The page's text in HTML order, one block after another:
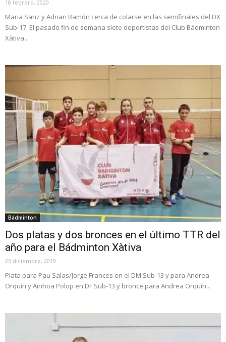
18 febrero, 2020
Maria Sanz y Adrian Ramón cerca de colarse en las semifinales del DX
Sub-17. El pasado fin de semana siete deportistas del Club Bádminton
Xàtiva...
Bádminton
Dos platas y dos bronces en el último TTR del
año para el Bádminton Xàtiva
23 diciembre, 2019
Plata para Pau Salas/Jorge Frances en el DM Sub-13 y para Andrea
Orquín y Ainhoa Polop en DF Sub-13 y bronce para Andrea Orquín...